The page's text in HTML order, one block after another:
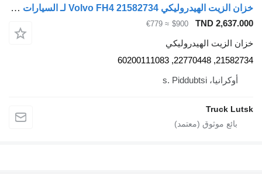
خزان الزيت الهيدروليكي Volvo FH4 21582734 لـ السيارات القاطرة Volvo FH4
TND 2,637.000
$900
≈ €779
خزان الزيت الهيدروليكي
21582734, 22770448, 60200111083
أوكرانيا، s. Piddubtsi
Truck Lutsk